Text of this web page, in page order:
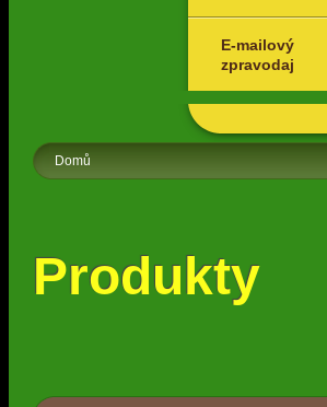
E-mailový
zpravodaj
Domů
Produkty